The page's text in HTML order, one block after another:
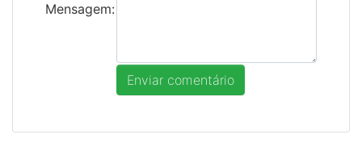
Mensagem: